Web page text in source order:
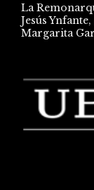
La
Jesús
Margarita